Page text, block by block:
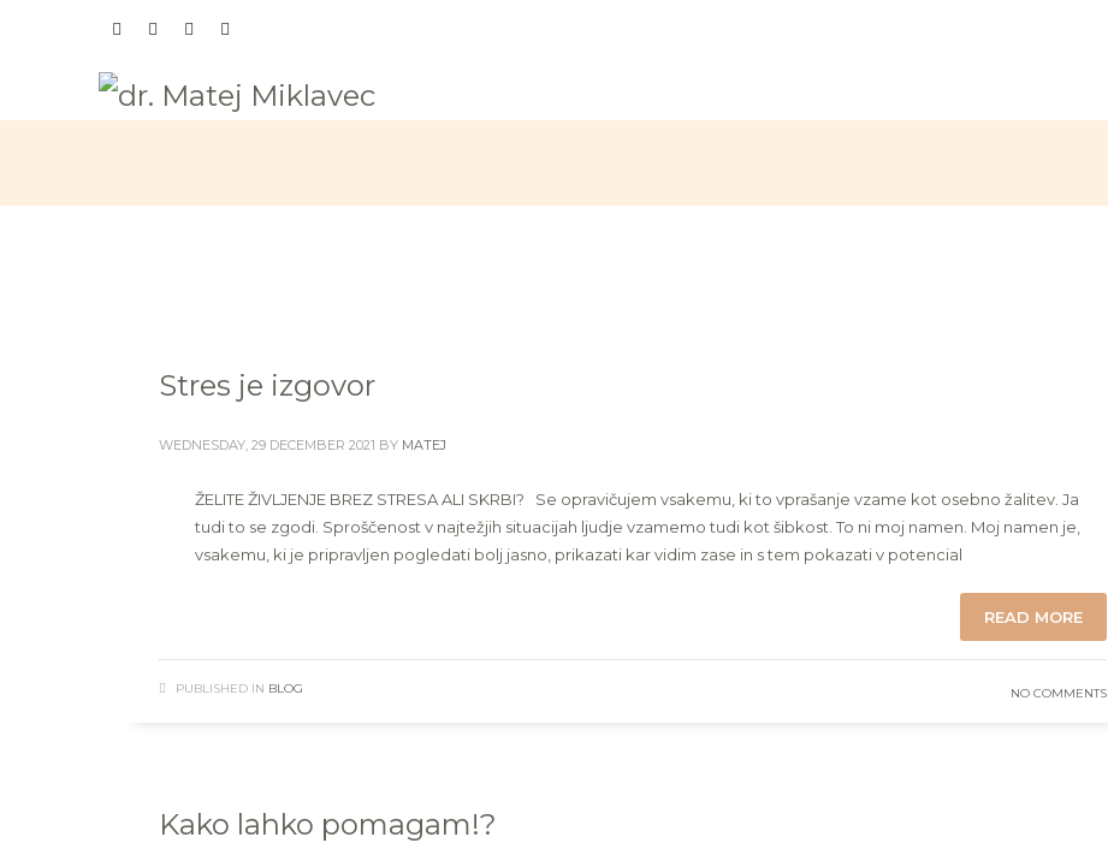
Stres je izgovor
WEDNESDAY, 29 DECEMBER 2021 BY MATEJ
ŽELITE ŽIVLJENJE BREZ STRESA ALI SKRBI? Se opravičujem vsakemu, ki to vprašanje vzame kot osebno žalitev. Ja
tudi to se zgodi. Sproščenost v najtežjih situacijah ljudje vzamemo tudi kot šibkost. To ni moj namen. Moj namen je,
vsakemu, ki je pripravljen pogledati bolj jasno, prikazati kar vidim zase in s tem pokazati v potencial
READ MORE
PUBLISHED IN BLOG NO COMMENTS
Kako lahko pomagam!?